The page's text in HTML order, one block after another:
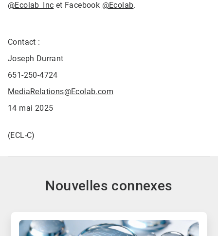
@Ecolab_Inc et Facebook @Ecolab.
Contact :
Joseph Durrant
651-250-4724
MediaRelations@Ecolab.com
14 mai 2025
(ECL-C)
Nouvelles connexes